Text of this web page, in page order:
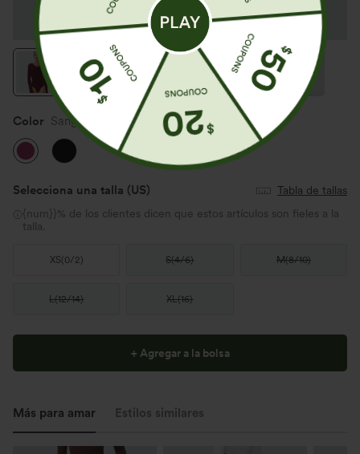
Color Sangria
Selecciona una talla (US)
Tabla de tallas
{num}}% de los clientes dicen que estos artículos son fieles a la
talla.
XS(0/2) S(4/6) M(8/10)
L(12/14) XL(16)
+ Agregar a la bolsa
Más para amar Estilos similares